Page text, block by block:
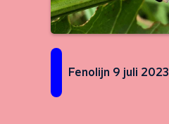
Fenolijn 9 juli 2023